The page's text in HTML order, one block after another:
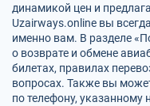
динамикой цен и
Uzairways.online вы
именно вам. В разделе
о возврате и обмене
билетах, правилах
вопросах. Также вы
по телефону, указанному